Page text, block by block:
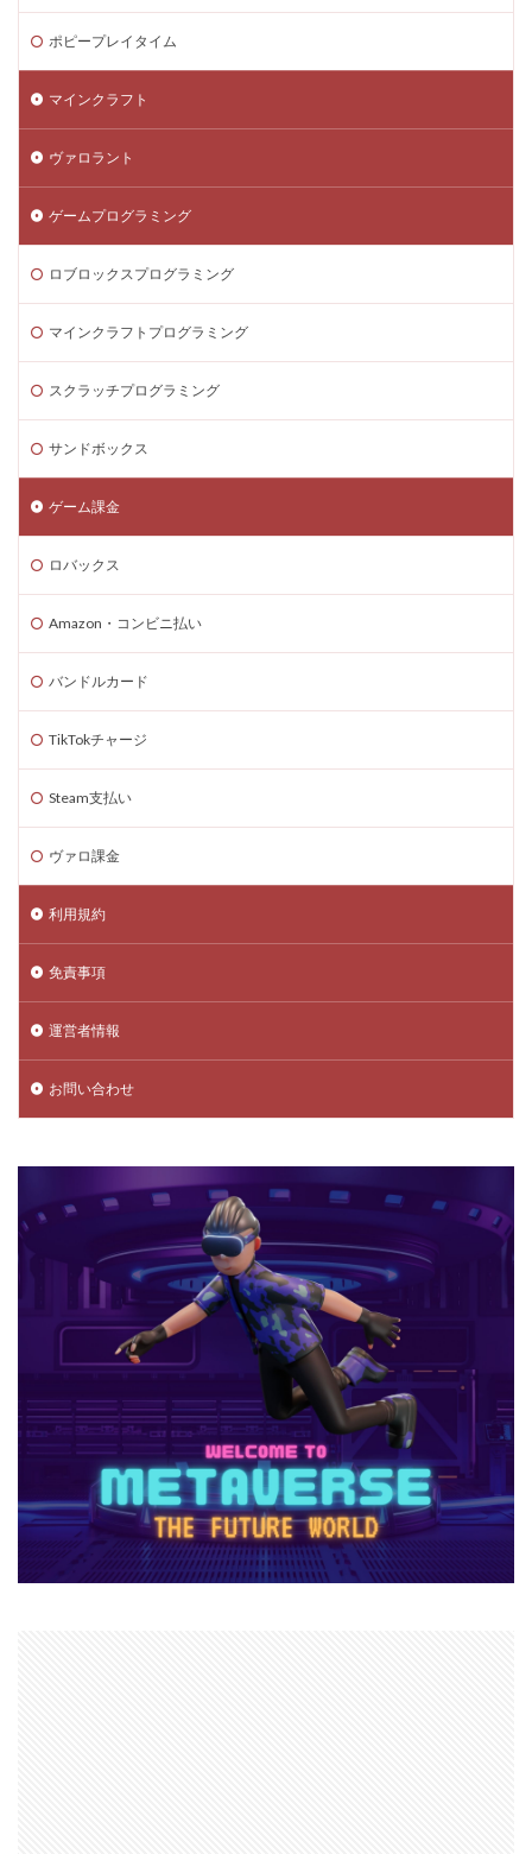
ポピープレイタイム
マインクラフト
ヴァロラント
ゲームプログラミング
ロブロックスプログラミング
マインクラフトプログラミング
スクラッチプログラミング
サンドボックス
ゲーム課金
ロバックス
Amazon・コンビニ払い
バンドルカード
TikTokチャージ
Steam支払い
ヴァロ課金
利用規約
免責事項
運営者情報
お問い合わせ